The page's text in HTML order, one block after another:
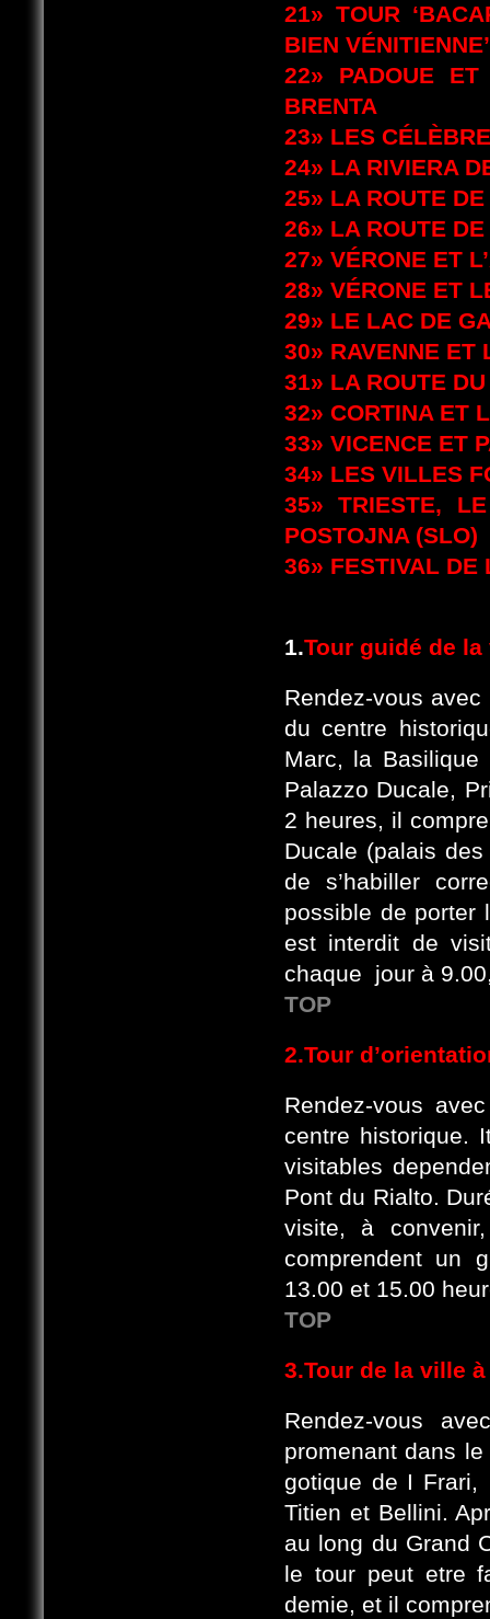
21» TOUR
BIEN VÉNITIENNE’
22» PADOUE
BRENTA
23» LES
24» LA RIVIERA
25» LA ROUTE
26» LA ROUTE
27» VÉRONE ET
28» VÉRONE ET
29» LE LAC DE
30» RAVENNE ET
31» LA ROUTE
32» CORTINA ET
33» VICENCE ET
34» LES VILLES
35»TRIESTE,
POSTOJNA (SLO)
36» FESTIVAL DE
1.Tour guidé de
Rendez-vous
du centre
Marc, la Basilique
Palazzo Ducale,
2 heures, il
Ducale (palais
de s’habiller
possible de porter
est interdit de
chaque jour à
TOP
2.Tour
Rendez-vous
centre historique.
visitables
Pont du Rialto.
visite, à
comprendent un
13.00 et 15.00
TOP
3.Tour de la ville
Rendez-vous
promenant dans
gotique de I Frari,
Titien et Bellini.
au long du Grand
le tour peut etre
demie, et il